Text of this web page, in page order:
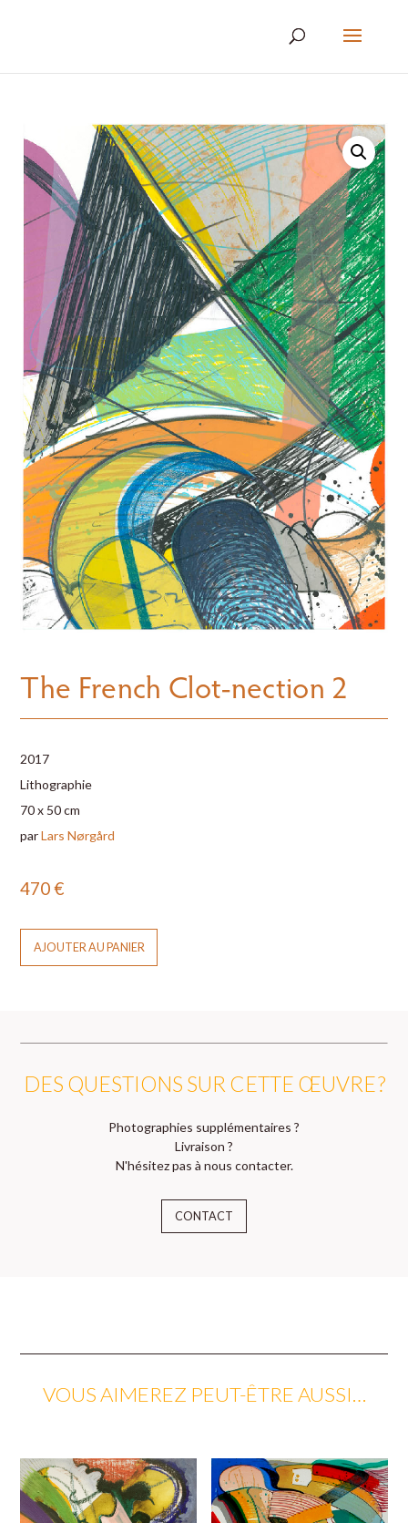
The French Clot-nection 2
2017
Lithographie
70 x 50 cm
parLars Nørgård
470€
AJOUTER AU PANIER
DES QUESTIONS SUR CETTE ŒUVRE ?
Photographies supplémentaires ?
Livraison ?
N'hésitez pas à nous contacter.
CONTACT
VOUS AIMEREZ PEUT-ÊTRE AUSSI…